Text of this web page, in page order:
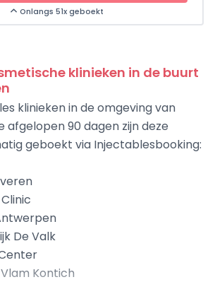
Onlangs 51x geboekt
klinieken in de buurt
klinieken in de omgeving van
afgelopen 90 dagen zijn deze
geboekt via Injectablesbooking:
De Valk
Kontich